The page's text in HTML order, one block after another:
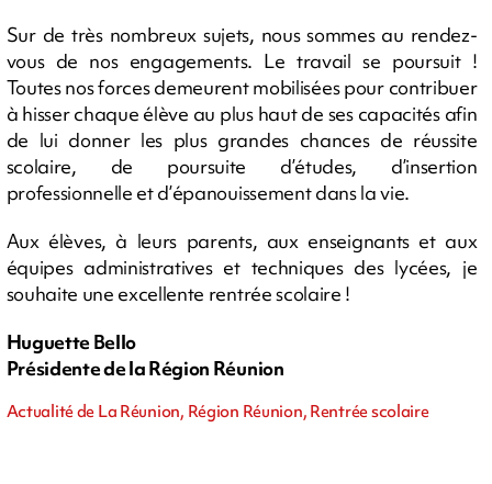
Sur de très nombreux sujets, nous sommes au rendez-
vous de nos engagements. Le travail se poursuit !
Toutes nos forces demeurent mobilisées pour contribuer
à hisser chaque élève au plus haut de ses capacités afin
de lui donner les plus grandes chances de réussite
scolaire, de poursuite d’études, d’insertion
professionnelle et d’épanouissement dans la vie.
Aux élèves, à leurs parents, aux enseignants et aux
équipes administratives et techniques des lycées, je
souhaite une excellente rentrée scolaire !
Huguette Bello
Présidente de la Région Réunion
Actualité de La Réunion, Région Réunion, Rentrée scolaire